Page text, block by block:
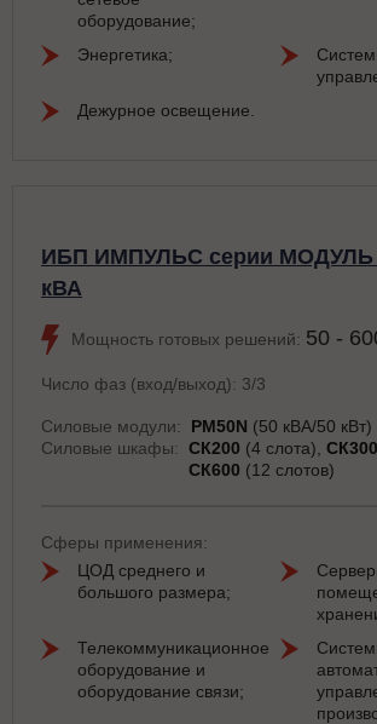
оборудование;
Энергетика;
Дежурное освещение.
ИБП ИМПУЛЬС серии МОДУЛЬ
кВА
Мощность готовых решений: 50 -
Число фаз (вход/выход): 3/3
Силовые модули: PM50N (50 кВА/50 кВт)
Силовые шкафы: СК200 (4 слота) СК300
СК600 (12 слотов)
Сферы применения:
ЦОД среднего и
большого размера;
Телекоммуникационное
оборудование и
оборудование связи;